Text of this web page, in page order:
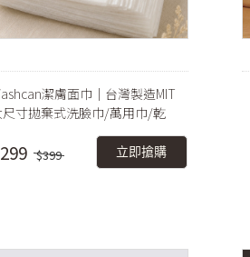
潔膚面巾｜台灣製造MIT
寸拋棄式洗臉巾/萬用巾/乾
$399 立即搶購